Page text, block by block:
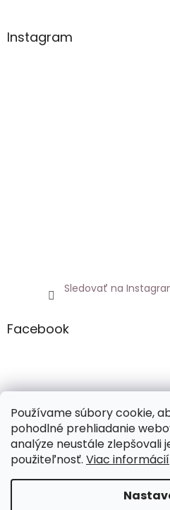
Používame súbory cookie,
pohodlné prehliadanie
analýze neustále zlepšovali
použiteľnosť. Viac informácií
Instagram
Sledovať na
Facebook